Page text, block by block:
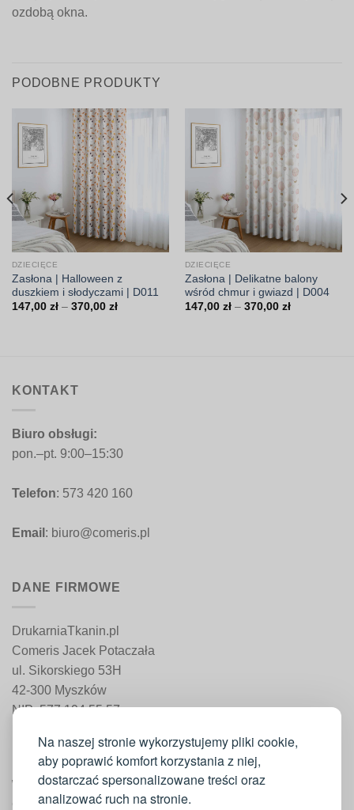
Na naszej stronie wykorzystujemy pliki cookie,
aby poprawić komfort korzystania z niej,
dostarczać spersonalizowane treści oraz
analizować ruch na stronie.
ozdobą okna.
PODOBNE PRODUKTY
DZIECIĘCE
Zasłona | Halloween z
duszkiem i słodyczami | D011
147,00 zł – 370,00 złZakres
DZIECIĘCE
Zasłona | Delikatne balony
wśród chmur i gwiazd | D004
147,00 zł – 370,00 złZakres
KONTAKT
Biuro obsługi:
pon.–pt. 9:00–15:30
Telefon: 573 420 160
Email : biuro@comeris.pl
DANE FIRMOWE
DrukarniaTkanin.pl
Comeris Jacek Potaczała
ul. Sikorskiego 53H
42-300 Myszków
NIP: 577 194 55 57
WAŻNE INFORMACJE